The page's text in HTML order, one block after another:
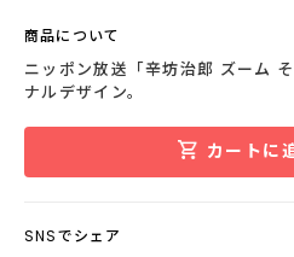
商品について
ニッポン放送「辛坊治郎 ズーム
ナルデザイン。
カートに
SNSでシェア